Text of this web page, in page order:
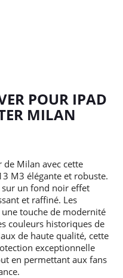
POUR IPAD
MILAN
Milan avec cette
M3 élégante et robuste.
sur un fond noir effet
et raffiné. Les
touche de modernité
couleurs historiques de
de haute qualité, cette
exceptionnelle
en permettant aux fans